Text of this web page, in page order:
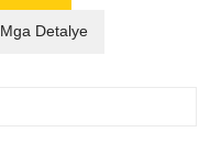
Mga Detalye